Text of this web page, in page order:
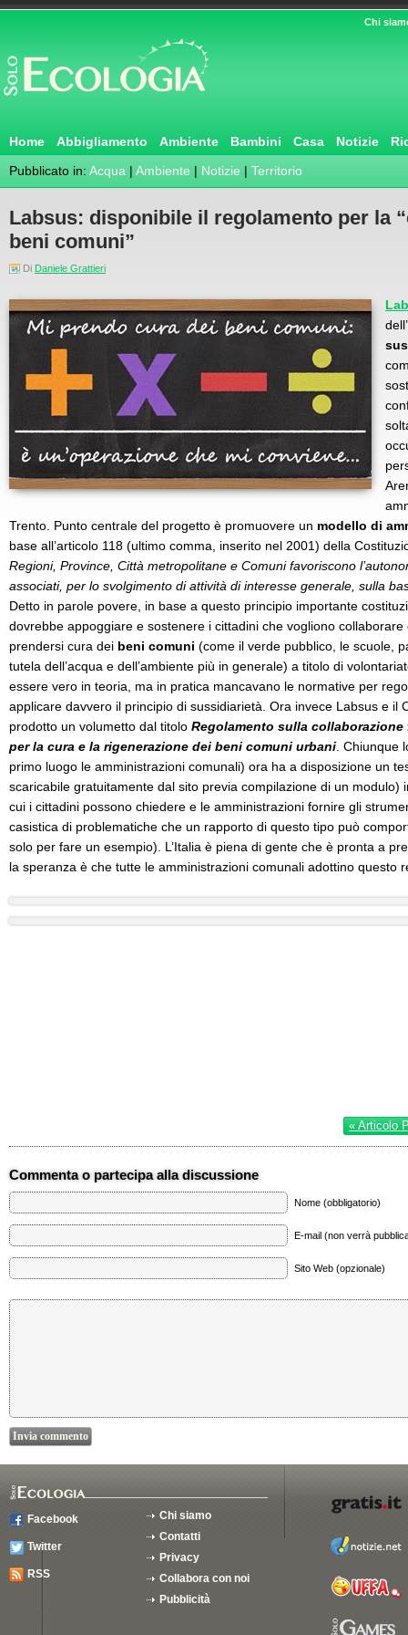
Chi
Home Abbigliamento Ambiente Bambini Casa Notizie
Pubblicato in: Acqua | Ambiente | Notizie | Territorio
Labsus: disponibile il regolamento per la
beni comuni”
Di Daniele Grattieri
Trento. Punto centrale del progetto è promuovere un modello di
base all’articolo 118 (ultimo comma, inserito nel 2001) della
Regioni, Province, Città metropolitane e Comuni favoriscono
associati, per lo svolgimento di attività di interesse generale, sulla
Detto in parole povere, in base a questo principio importante
dovrebbe appoggiare e sostenere i cittadini che vogliono collaborare
prendersi cura dei beni comuni (come il verde pubblico, le scuole,
tutela dell’acqua e dell’ambiente più in generale) a titolo di
essere vero in teoria, ma in pratica mancavano le normative per
applicare davvero il principio di sussidiarietà. Ora invece Labsus e il
prodotto un volumetto dal titolo Regolamento sulla
per la cura e la rigenerazione dei beni comuni urbani . Chiunque
primo luogo le amministrazioni comunali) ora ha a disposizione un
scaricabile gratuitamente dal sito previa compilazione di un modulo)
cui i cittadini possono chiedere e le amministrazioni fornire gli
casistica di problematiche che un rapporto di questo tipo può
solo per fare un esempio). L’Italia è piena di gente che è pronta a
la speranza è che tutte le amministrazioni comunali adottino questo
« Articolo
Commenta o partecipa alla discussione
Nome (obbligatorio)
E-mail (non verrà
Sito Web (opzionale)
Facebook
Twitter
RSS
Chi siamo
Contatti
Privacy
Collabora con noi
Pubblicità